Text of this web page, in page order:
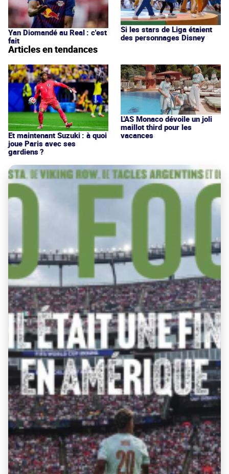
Yan Diomandé au Real : c'est
fait
Si les stars de Liga étaient
des personnages Disney
Articles en tendances
Et maintenant Suzuki : à quoi
joue Paris avec ses
gardiens ?
L'AS Monaco dévoile un joli
maillot third pour les
vacances